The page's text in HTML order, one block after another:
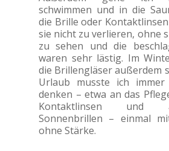
schwimmen und in die
die Brille oder
sie nicht zu verlieren, ohne
zu sehen und die
waren sehr lästig. Im
die Brillengläser außerdem
Urlaub musste ich
denken – etwa an das
Kontaktlinsen und
Sonnenbrillen – einmal
ohne Stärke.